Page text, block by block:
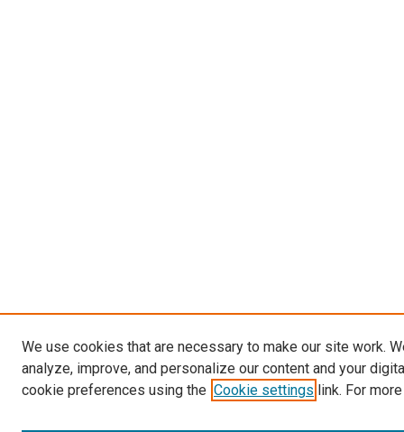
We use cookies that are necessary to make our site work.
analyze, improve, and personalize our content and your
cookie preferences using the Cookie settings link. For